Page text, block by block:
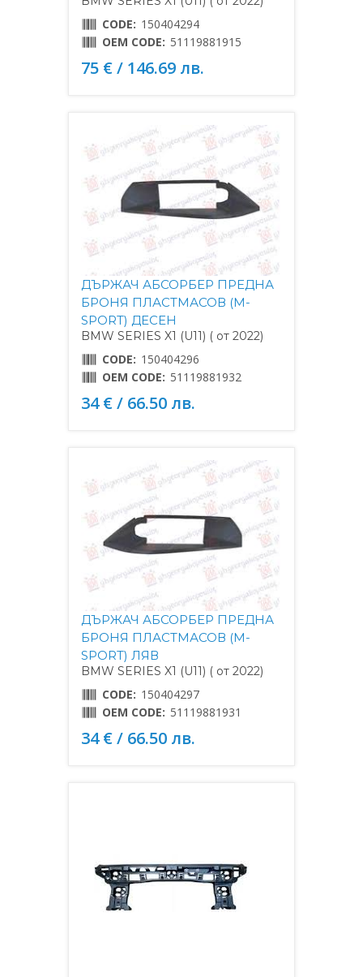
CODE: 150404294
OEM CODE: 51119881915
75 € / 146.69 лв.
ДЪРЖАЧ АБСОРБЕР ПРЕДНА
БРОНЯ ПЛАСТМАСОВ (M-
SPORT) ДЕСЕН
BMW SERIES X1 (U11) ( от 2022)
CODE: 150404296
OEM CODE: 51119881932
34 € / 66.50 лв.
ДЪРЖАЧ АБСОРБЕР ПРЕДНА
БРОНЯ ПЛАСТМАСОВ (M-
SPORT) ЛЯВ
BMW SERIES X1 (U11) ( от 2022)
CODE: 150404297
OEM CODE: 51119881931
34 € / 66.50 лв.